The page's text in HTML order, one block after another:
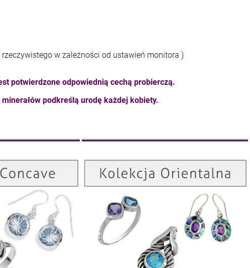
w zależności od ustawień monitora )
potwierdzone odpowiednią cechą probierczą.
podkreślą urodę każdej kobiety.
Kolekcja Concave
ZOBACZ
Kolekcja Orientalna
ZOBACZ